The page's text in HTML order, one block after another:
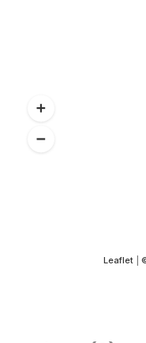
Leaflet